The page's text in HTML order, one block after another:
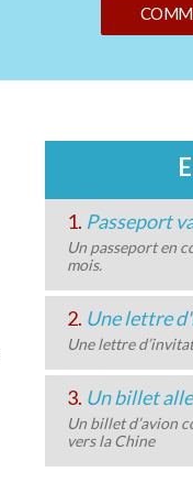
1. Passeport
Un passeport en
mois.
2. Une lettre
Une lettre
3. Un billet
Un billet d’avion
vers la Chine